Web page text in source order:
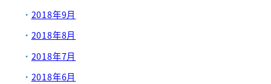
2018年9月
2018年8月
2018年7月
2018年6月